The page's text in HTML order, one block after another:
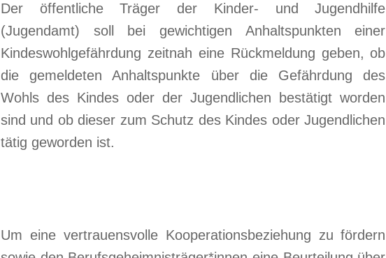
Der öffentliche Träger der Kinder- und Jugendhilfe
(Jugendamt) soll bei gewichtigen Anhaltspunkten einer
Kindeswohlgefährdung zeitnah eine Rückmeldung geben, ob
die gemeldeten Anhaltspunkte über die Gefährdung des
Wohls des Kindes oder der Jugendlichen bestätigt worden
sind und ob dieser zum Schutz des Kindes oder Jugendlichen
tätig geworden ist.
Um eine vertrauensvolle Kooperationsbeziehung zu fördern